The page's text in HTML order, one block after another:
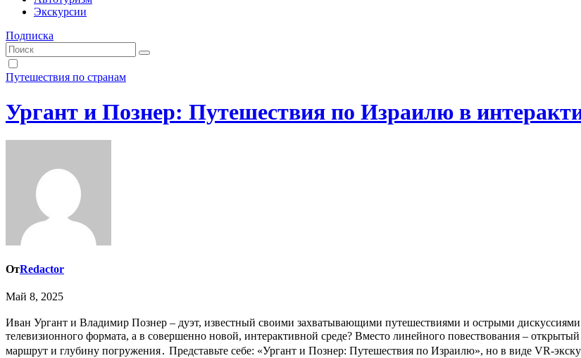
Экскурсии
Подписка
Путешествия по странам
Ургант и Познер: Путешествия по Израилю в
ОтRedactor
Май 8, 2025
Иван Ургант и Владимир Познер – дуэт, известный своими захватывающими путешествиями и острыми дискуссиями․ Но что, если представить их в Израиле, не в рамках привычного
телевизионного формата, а в совершенно новой, интерактивной среде? Вместо линейного повествования –
маршрут и глубину погружения․ Представьте себе: «Ургант и Познер: Путешествия по Израилю», но в виде VR-